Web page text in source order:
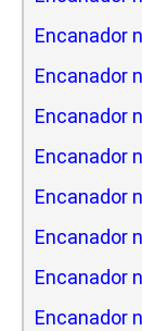
Encanador
Encanador
Encanador
Encanador
Encanador
Encanador
Encanador
Encanador